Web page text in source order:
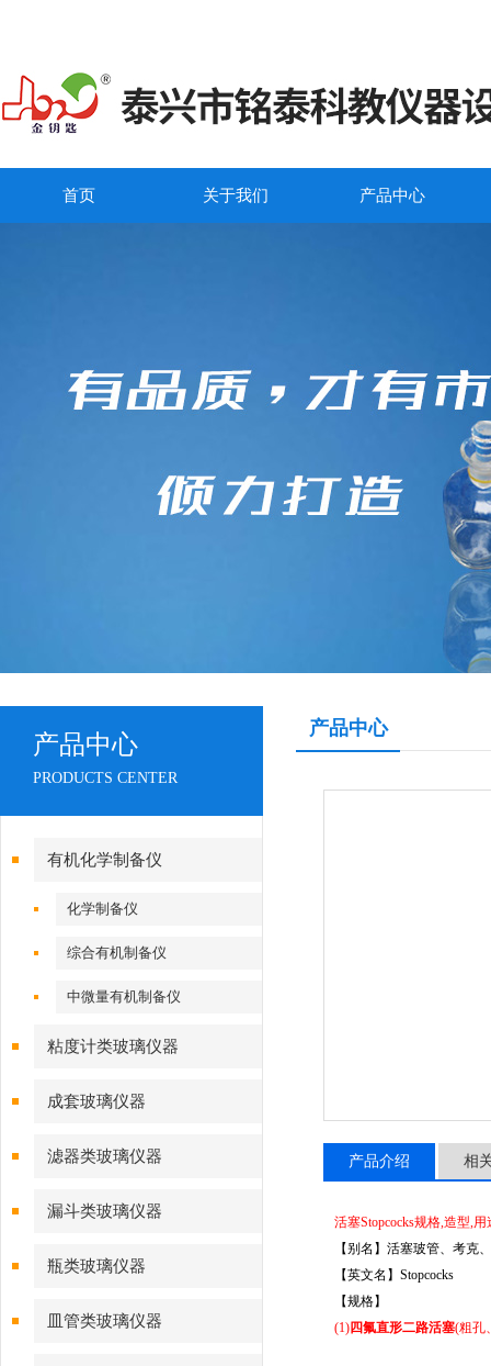
首页 关于我们 产品中心
产品中心
PRODUCTS CENTER
有机化学制备仪
化学制备仪
综合有机制备仪
中微量有机制备仪
粘度计类玻璃仪器
成套玻璃仪器
滤器类玻璃仪器
漏斗类玻璃仪器
瓶类玻璃仪器
皿管类玻璃仪器
产品中心
产品介绍 相
活塞Stopcocks规格,造型,
【别名】活塞玻管、考克
【英文名】Stopcocks
【规格】
(1)四氟直形二路活塞(粗孔